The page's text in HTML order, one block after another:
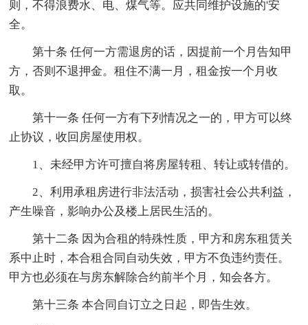
则，不得浪费水、电、煤气等。应共同维护设施的'安
全。
第十条 任何一方需退房的话，因提前一个月告知甲
方，否则不退押金。租住不满一月，租金按一个月收
取。
第十一条 任何一方有下列情况之一的，甲方可以终
止协议，收回房屋使用权。
1、未经甲方许可擅自将房屋转租、转让或转借的。
2、利用承租房进行非法活动，损害社会公共利益，
产生噪音，影响办公及楼上居民生活的。
第十二条 因为合租的特殊性质，甲方和房东租赁关
系中止时，本合租合同自动失效，甲方不负违约责任。
甲方也必须在与房东解除合约前半个月，知会各方。
第十三条 本合同自订立之日起，即告生效。